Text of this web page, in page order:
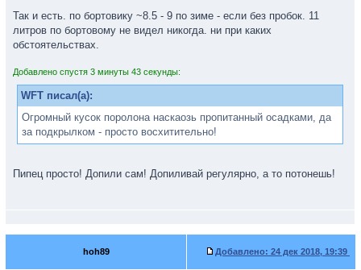
Так и есть. по бортовику ~8.5 - 9 по зиме - если без пробок. 11
литров по бортовому не видел никогда. ни при каких
обстоятельствах.
Добавлено спустя 3 минуты 43 секунды:
WFT писал(а):
Огромный кусок поролона наскаозь пропитанный осадками, да
за подкрылком - просто восхитительно!
Пипец просто! Допили сам! Допиливай регулярно, а то потонешь!
hoh89 Добавлено: 24 дек 2018, 19:39